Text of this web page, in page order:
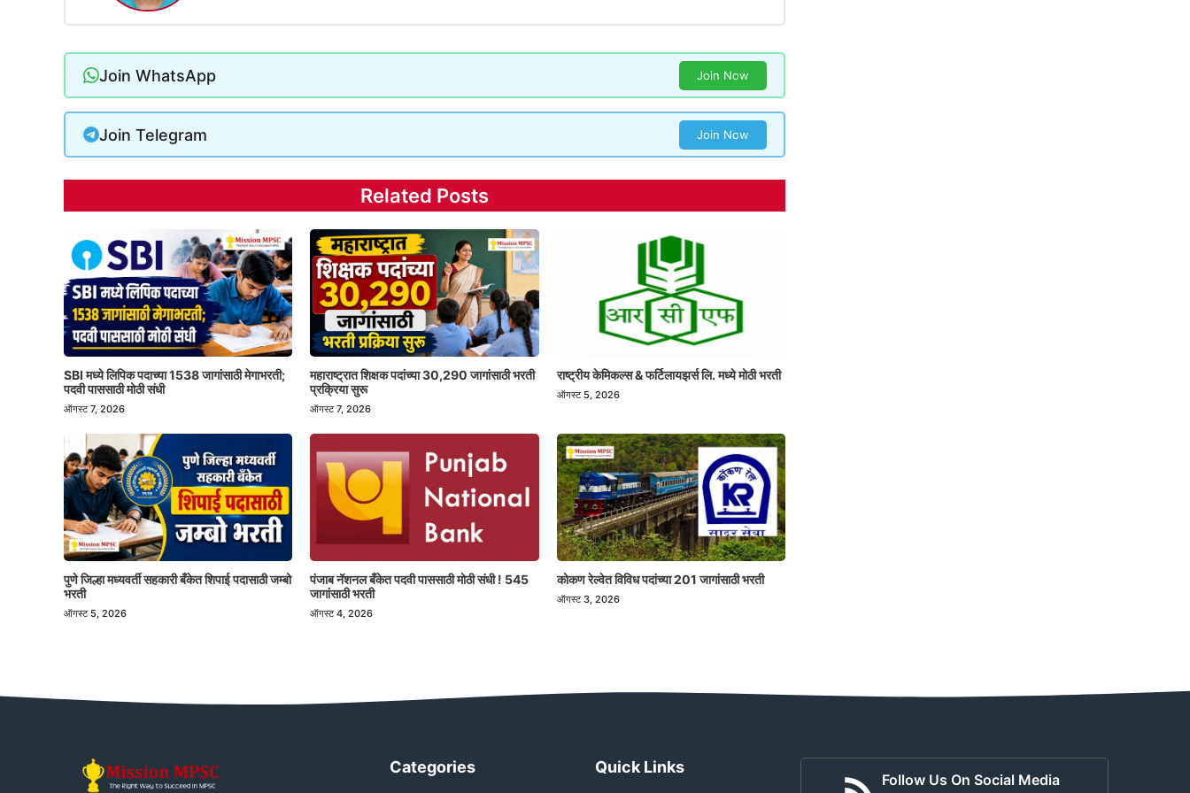
Join WhatsApp Join Now
Join Telegram Join Now
Related Posts
SBI मध्ये लिपिक पदाच्या 1538 जागांसाठी मेगाभरती;
पदवी पाससाठी मोठी संधी
ऑगस्ट 7, 2026
महाराष्ट्रात शिक्षक पदांच्या 30,290 जागांसाठी भरती
प्रक्रिया सुरू
ऑगस्ट 7, 2026
राष्ट्रीय केमिकल्स & फर्टिलायझर्स लि. मध्ये मोठी भरती
ऑगस्ट 5, 2026
पुणे जिल्हा मध्यवर्ती सहकारी बँकेत शिपाई पदासाठी जम्बो
भरती
ऑगस्ट 5, 2026
पंजाब नॅशनल बँकेत पदवी पाससाठी मोठी संधी ! 545
जागांसाठी भरती
ऑगस्ट 4, 2026
कोकण रेल्वेत विविध पदांच्या 201 जागांसाठी भरती
ऑगस्ट 3, 2026
Categories Quick Links
Follow Us On Social Media